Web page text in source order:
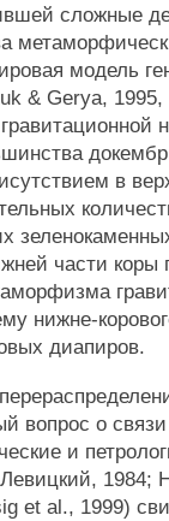
сложные
модель
& Gerya, 1995,
в
части коры
нижне-
диапиров.
вопрос о
и
1984;
et al., 1999)